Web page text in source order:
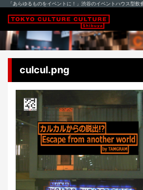
「あらゆるものをイベントに！」渋谷のイベントハウス型飲
culcul.png